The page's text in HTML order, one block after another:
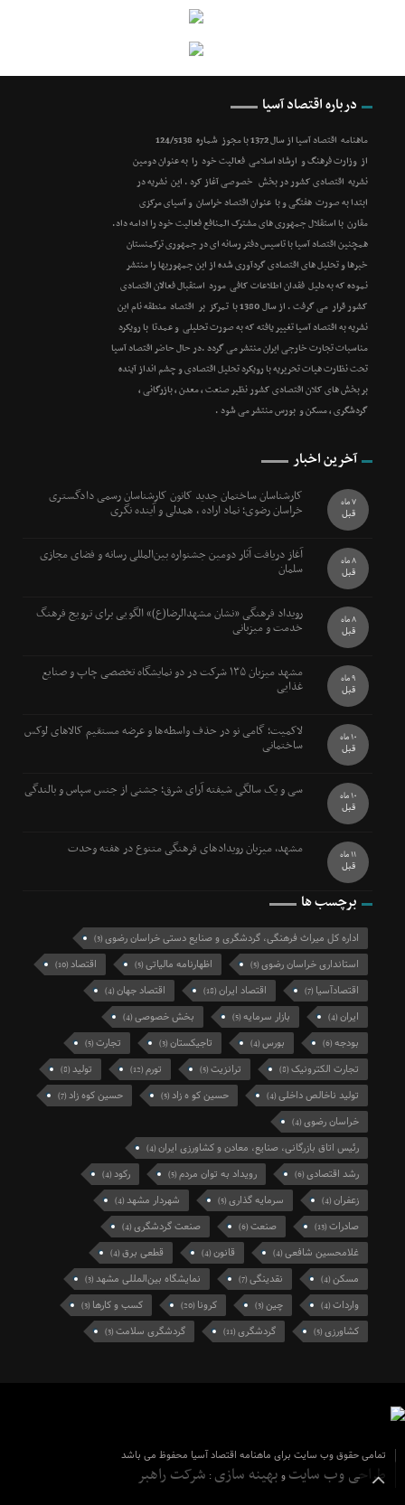
درباره اقتصاد آسیا
ماهنامه اقتصاد آسیا از سال 1372 با مجوز شماره 124/5138
از وزارت فرهنگ و ارشاد اسلامی فعالیت خود را به عنوان دومین
نشریه اقتصادی کشور در بخش خصوصی آغاز کرد . این نشریه در
ابتدا به صورت هفتگی و با عنوان اقتصاد خراسان و آسیای مرکزی
مقارن با استقلال جمهوری های مشترک المنافع فعالیت خود را ادامه داد.
همچنین اقتصاد آسیا با تاسیس دفتر رسانه ای در جمهوری ترکمنستان
خبرها و تحلیل های اقتصادی گردآوری شده از این جمهوریها را منتشر
نموده که به دلیل فقدان اطلاعات کافی مورد استقبال فعالان اقتصادی
کشور قرار می گرفت . از سال 1380 با تمرکز بر اقتصاد منطقه نام این
نشریه به اقتصاد آسیا تغییر یافته که به صورت تحلیلی و عمدتا با رویکرد
مناسبات تجارت خارجی ایران منتشر می گردد .در حال حاضر اقتصاد آسیا
تحت نظارت هیات تحریریه با رویکرد تحلیل اقتصادی و چشم انداز آینده
بر بخش های کلان اقتصادی کشور نظیر صنعت ، معدن ، بازرگانی ،
گردشگری ، مسکن و بورس منتشر می شود .
آخرین اخبار
کارشناسان ساختمان جدید کانون کارشناسان رسمی دادگستری
خراسان رضوی؛ نماد اراده ، همدلی و آینده نگری 7 ماه
قبل
آغاز دریافت آثار دومین جشنواره بین‌المللی رسانه و فضای مجازی
سلمان 8 ماه
قبل
رویداد فرهنگی «نشان مشهدالرضا(ع)» الگویی برای ترویج فرهنگ
خدمت و میزبانی 8 ماه
قبل
مشهد میزبان ۱۳۵ شرکت در دو نمایشگاه تخصصی چاپ و صنایع
غذایی 9 ماه
قبل
لاکمیت؛ گامی نو در حذف واسطه‌ها و عرضه مستقیم کالاهای لوکس
ساختمانی 10 ماه
قبل
سی و یک سالگی شیفته آرای شرق؛ جشنی از جنس سپاس و بالندگی 10 ماه
قبل
مشهد، میزبان رویدادهای فرهنگی متنوع در هفته وحدت 11 ماه
قبل
برچسب ها
اداره کل میراث فرهنگی، گردشگری و صنایع دستی خراسان رضوی(3)
استانداری خراسان رضوی(5) اظهارنامه مالیاتی(5) اقتصاد(10)
اقتصادآسیا (7) اقتصاد ایران(18) اقتصاد جهان(4)
ایران(4) بازار سرمایه(5) بخش خصوصی(4)
بودجه(6) بورس(4) تاجیکستان(3) تجارت(5)
تجارت الکترونیک(8) ترانزیت(5) تورم(12) تولید(8)
تولید ناخالص داخلی(4) حسین کو ه زاد(5) حسین کوه زاد(7)
خراسان رضوی(4)
رئیس اتاق بازرگانی، صنایع، معادن و کشاورزی ایران(4)
رشد اقتصادی(6) رویداد به توان مردم(5) رکود(4)
زعفران(4) سرمایه گذاری(5) شهردار مشهد(4)
صادرات(13) صنعت(6) صنعت گردشگری(4)
غلامحسین شافعی(4) قانون(4) قطعی برق(4)
مسکن(4) نقدینگی(7) نمایشگاه بین‌المللی مشهد(3)
واردات(4) چین(3) کرونا (20) کسب و کارها (3)
کشاورزی(5) گردشگری(11) گردشگری سلامت(3)
تمامی حقوق وب سایت برای ماهنامه اقتصاد آسیا محفوظ می باشد
طراحی وب سایت و بهینه سازی : شرکت راهبر